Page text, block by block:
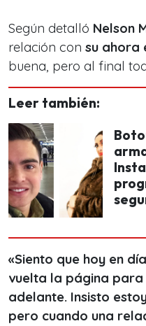
Según detalló Nelson
relación con su ahora
buena, pero al final
Leer también:
«Siento que hoy en
vuelta la página
adelante. Insisto
pero cuando una